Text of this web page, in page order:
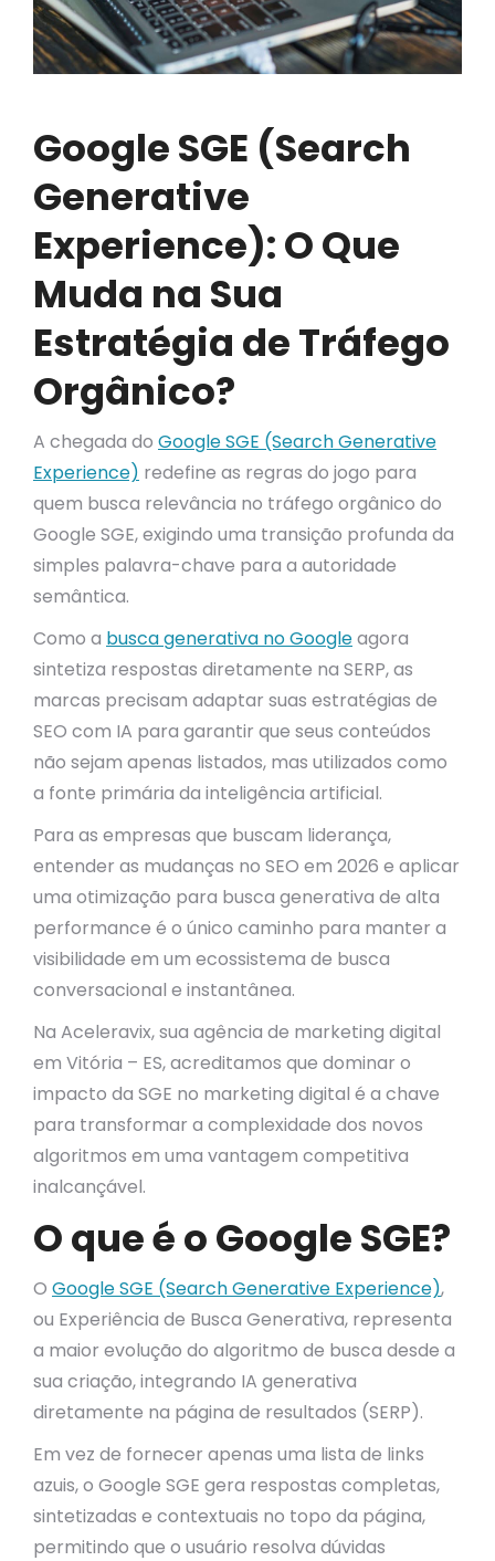
Google SGE (Search
Generative
Experience): O Que
Muda na Sua
Estratégia de Tráfego
Orgânico?
A chegada do Google SGE (Search Generative
Experience) redefine as regras do jogo para
quem busca relevância no tráfego orgânico do
Google SGE, exigindo uma transição profunda da
simples palavra-chave para a autoridade
semântica.
Como a busca generativa no Googleagora
sintetiza respostas diretamente na SERP, as
marcas precisam adaptar suas estratégias de
SEO com IA para garantir que seus conteúdos
não sejam apenas listados, mas utilizados como
a fonte primária da inteligência artificial.
Para as empresas que buscam liderança,
entender as mudanças no SEO em 2026 e aplicar
uma otimização para busca generativa de alta
performance é o único caminho para manter a
visibilidade em um ecossistema de busca
conversacional e instantânea.
Na Aceleravix, sua agência de marketing digital
em Vitória – ES, acreditamos que dominar o
impacto da SGE no marketing digital é a chave
para transformar a complexidade dos novos
algoritmos em uma vantagem competitiva
inalcançável.
O que é o Google SGE?
O Google SGE (Search Generative Experience),
ou Experiência de Busca Generativa, representa
a maior evolução do algoritmo de busca desde a
sua criação, integrando IA generativa
diretamente na página de resultados (SERP).
Em vez de fornecer apenas uma lista de links
azuis, o Google SGE gera respostas completas,
sintetizadas e contextuais no topo da página,
permitindo que o usuário resolva dúvidas